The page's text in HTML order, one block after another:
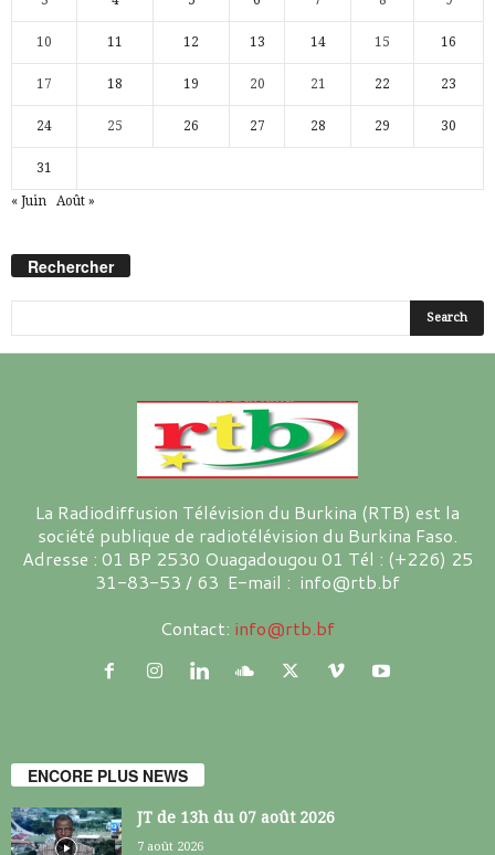
10 11 12 13 14 15 16
17 18 19 20 21 22 23
24 25 26 27 28 29 30
31
« Juin Août »
Rechercher
La Radiodiffusion Télévision du Burkina (RTB) est la
société publique de radiotélévision du Burkina Faso.
Adresse : 01 BP 2530 Ouagadougou 01 Tél : (+226) 25
31-83-53 / 63 E-mail : info@rtb.bf
Contact: info@rtb.bf
ENCORE PLUS NEWS
JT de 13h du 07 août 2026
7 août 2026